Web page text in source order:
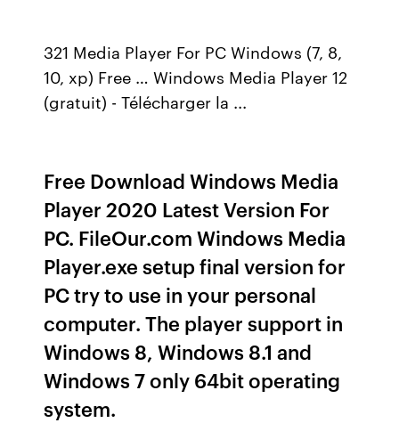
321 Media Player For PC Windows (7, 8,
10, xp) Free … Windows Media Player 12
(gratuit) - Télécharger la ...
Free Download Windows Media
Player 2020 Latest Version For
PC. FileOur.com Windows Media
Player.exe setup final version for
PC try to use in your personal
computer. The player support in
Windows 8, Windows 8.1 and
Windows 7 only 64bit operating
system.